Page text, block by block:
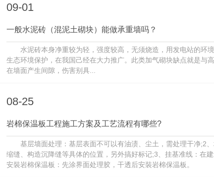
09-01
一般水泥砖（混泥土砌块）能做承重墙吗？
水泥砖本身净重较为轻，强度较高，无须烧造，用发电站的环
生态环境保护，在我国己经在大力推广。此类加气砌块缺点就是与
在墙面产生间隙，伤害别具...
08-25
岩棉保温板工程施工方案及工艺流程有哪些?
基层墙面处理：基层表面不可以有油渍、尘土，需处理干净;2
缩缝、构造沉降缝等具体的位置，另外搞好标记;3、挂基准线：在
安裝岩棉保温板：先涂界面处理胶，干透后安裝岩棉保温板。